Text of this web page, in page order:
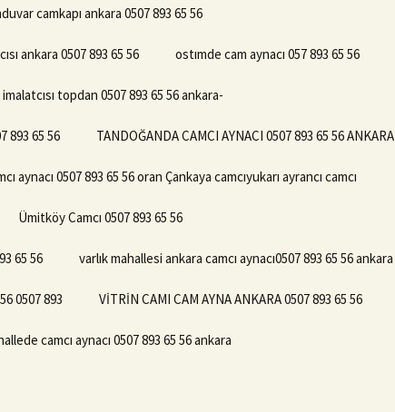
camkapı ankara 0507 893 65 56
ankara 0507 893 65 56 ostımde cam aynacı 057 893 65 56
topdan 0507 893 65 56 ankara-
893 65 56 TANDOĞANDA CAMCI AYNACI 0507 893 65 56 ANKARA
aynacı 0507 893 65 56 oran Çankaya camcıyukarı ayrancı camcı
Ümitköy Camcı 0507 893 65 56
65 56 varlık mahallesi ankara camcı aynacı0507 893 65 56 ankara
0507 893 VİTRİN CAMI CAM AYNA ANKARA 0507 893 65 56
camcı aynacı 0507 893 65 56 ankara